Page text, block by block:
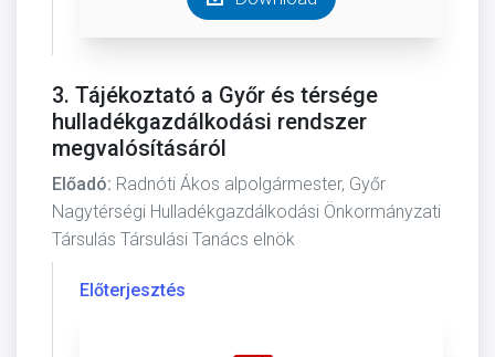
3. Tájékoztató a Győr és térsége
hulladékgazdálkodási rendszer
megvalósításáról
Előadó: Radnóti Ákos alpolgármester, Győr
Nagytérségi Hulladékgazdálkodási Önkormányzati
Társulás Társulási Tanács elnök
Előterjesztés